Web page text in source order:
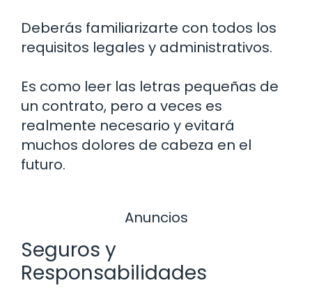
Deberás familiarizarte con todos los
requisitos legales y administrativos.
Es como leer las letras pequeñas de
un contrato, pero a veces es
realmente necesario y evitará
muchos dolores de cabeza en el
futuro.
Anuncios
Seguros y
Responsabilidades